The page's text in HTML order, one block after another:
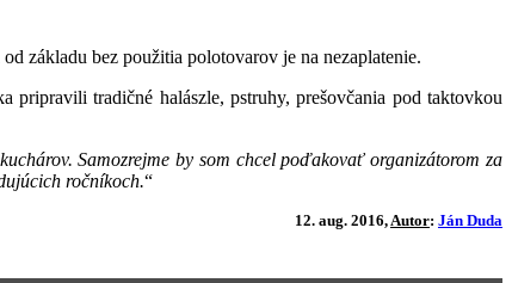
základu bez použitia polotovarov je na nezaplatenie.
tradičné halászle, pstruhy, prešovčania pod taktovkou
Samozrejme by som chcel poďakovať organizátorom za
ročníkoch.“
12. aug. 2016, Autor: Ján Duda